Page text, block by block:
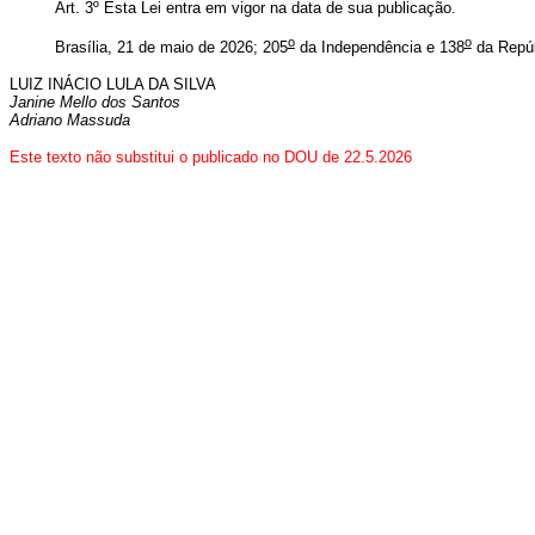
Art. 3º Esta Lei entra em vigor na data de sua publicação.
Brasília, 21 de maio de 2026; 205oda Independência e 138oda
LUIZ INÁCIO LULA DA SILVA
Janine Mello dos Santos
Adriano Massuda
Este texto não substitui o publicado no DOU de 22.5.2026